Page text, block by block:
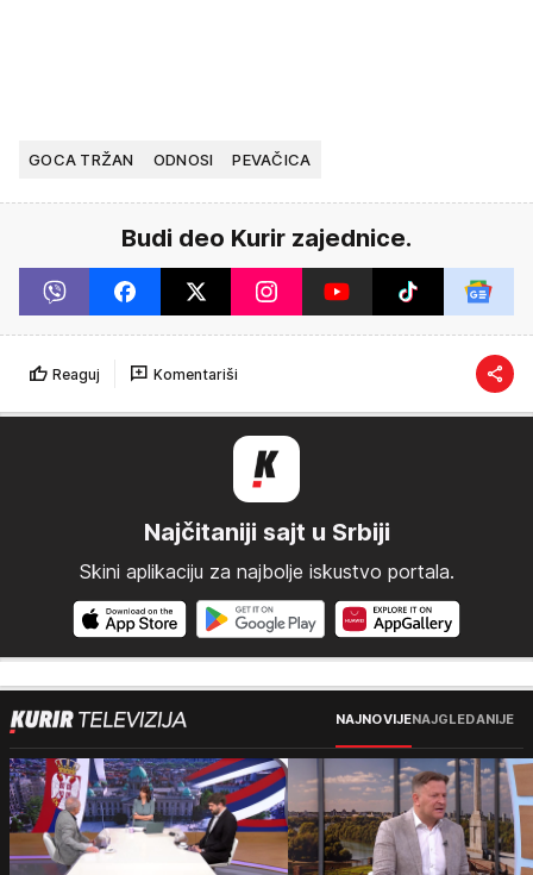
GOCA TRŽAN ODNOSI PEVAČICA
Budi deo Kurir zajednice.
Reaguj Komentariši
Najčitaniji sajt u Srbiji
Skini aplikaciju za najbolje iskustvo portala.
NAJNOVIJENAJGLEDANIJE